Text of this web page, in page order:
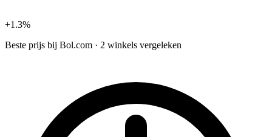
+1.3%
Beste prijs bij Bol.com · 2 winkels vergeleken